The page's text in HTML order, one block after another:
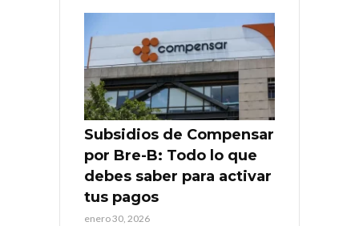
Subsidios de Compensar
por Bre-B: Todo lo que
debes saber para activar
tus pagos
enero 30, 2026